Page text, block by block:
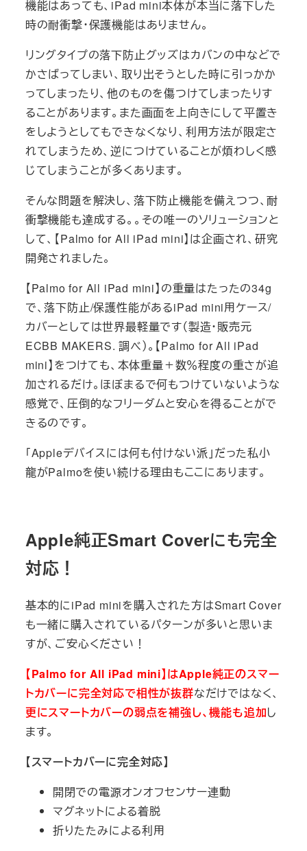
機能はあっても、iPad mini本体が本当に落下した
時の耐衝撃・保護機能はありません。
リングタイプの落下防止グッズはカバンの中などで
かさばってしまい、取り出そうとした時に引っかか
ってしまったり、他のものを傷つけてしまったりす
ることがあります。また画面を上向きにして平置き
をしようとしてもできなくなり、利用方法が限定さ
れてしまうため、逆につけていることが煩わしく感
じてしまうことが多くあります。
そんな問題を解決し、落下防止機能を備えつつ、耐
衝撃機能も達成する。。その唯一のソリューションと
して、【Palmo for All iPad mini】は企画され、研究
開発されました。
【Palmo for All iPad mini】の重量はたったの34g
で、落下防止/保護性能があるiPad mini用ケース/
カバーとしては世界最軽量です（製造・販売元
ECBB MAKERS. 調べ）。【Palmo for All iPad
mini】をつけても、本体重量＋数％程度の重さが追
加されるだけ。ほぼまるで何もつけていないような
感覚で、圧倒的なフリーダムと安心を得ることがで
きるのです。
「Appleデバイスには何も付けない派」だった私小
龍がPalmoを使い続ける理由もここにあります。
Apple純正Smart Coverにも完全
対応！
基本的にiPad miniを購入された方はSmart Cover
も一緒に購入されているパターンが多いと思いま
すが、ご安心ください！
【Palmo for All iPad mini】はApple純正のスマー
トカバーに完全対応で相性が抜群なだけではなく、
更にスマートカバーの弱点を補強し、機能も追加し
ます。
【スマートカバーに完全対応】
開閉での電源オンオフセンサー連動
マグネットによる着脱
折りたたみによる利用